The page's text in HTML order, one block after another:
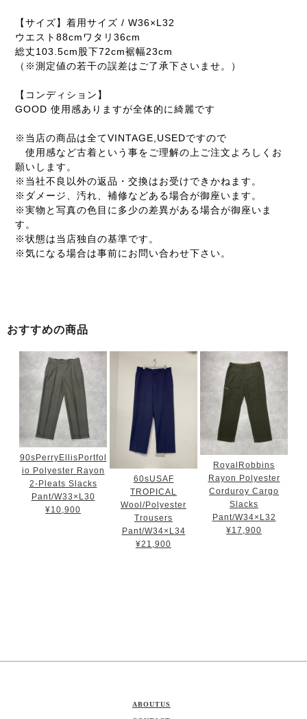
【サイズ】着用サイズ / W36×L32
ウエスト88cmワタリ36cm
総丈103.5cm股下72cm裾幅23cm
（※測定値の若干の誤差はご了承下さいませ。）
【コンディション】
GOOD 使用感ありますが全体的に綺麗です
※当店の商品は全てVINTAGE,USEDですので
使用感など古着という事をご理解の上ご注文よろしくお
願いします。
※当社不良以外の返品・交換はお受けできかねます。
※ダメージ、汚れ、補修などある場合が御座います。
※実物と写真の色目に多少の差異がある場合が御座いま
す。
※状態は当店独自の基準です。
※気になる場合は事前にお問い合わせ下さい。
おすすめの商品
90sPerryEllisPortfol
io Polyester Rayon
2-Pleats Slacks
Pant/W33×L30
¥10,900
60sUSAF
TROPICAL
Wool/Polyester
Trousers
Pant/W34×L34
¥21,900
RoyalRobbins
Rayon Polyester
Corduroy Cargo
Slacks
Pant/W34×L32
¥17,900
ABOUTUS